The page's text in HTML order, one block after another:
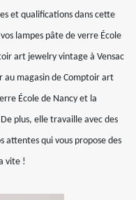
et qualifications dans cette
lampes pâte de verre École
art jewelry vintage à Vensac
au magasin de Comptoir art
École de Nancy et la
plus, elle travaille avec des
attentes qui vous propose des
vite !